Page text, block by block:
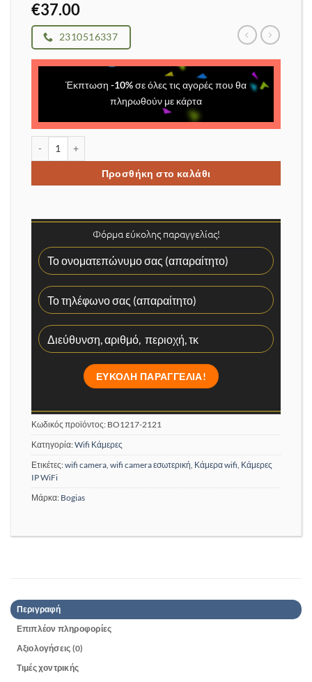
€37.00
2310516337
Έκπτωση -10%σε όλες τις αγορές που θα
πληρωθούν με κάρτα
Προσθήκη στο καλάθι
Φόρμα εύκολης παραγγελίας!
Κωδικός προϊόντος: BO1217-2121
Κατηγορία:Wifi Κάμερες
Ετικέτες:wifi camera wifi camera εσωτερική Κάμερα wifi Κάμερες
IP WiFi
Μάρκα: Bogias
Περιγραφή
Επιπλέον πληροφορίες
Αξιολογήσεις (0)
Τιμές χοντρικής